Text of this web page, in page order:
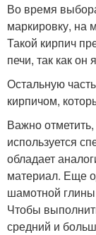
Во время
маркировку, на
Такой кирпич
печи, так как
Остальную
кирпичом,
Важно отметить,
используется
обладает
материал. Еще
шамотной глины
Чтобы
средний и